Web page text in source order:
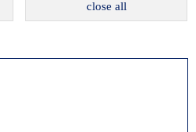
close all